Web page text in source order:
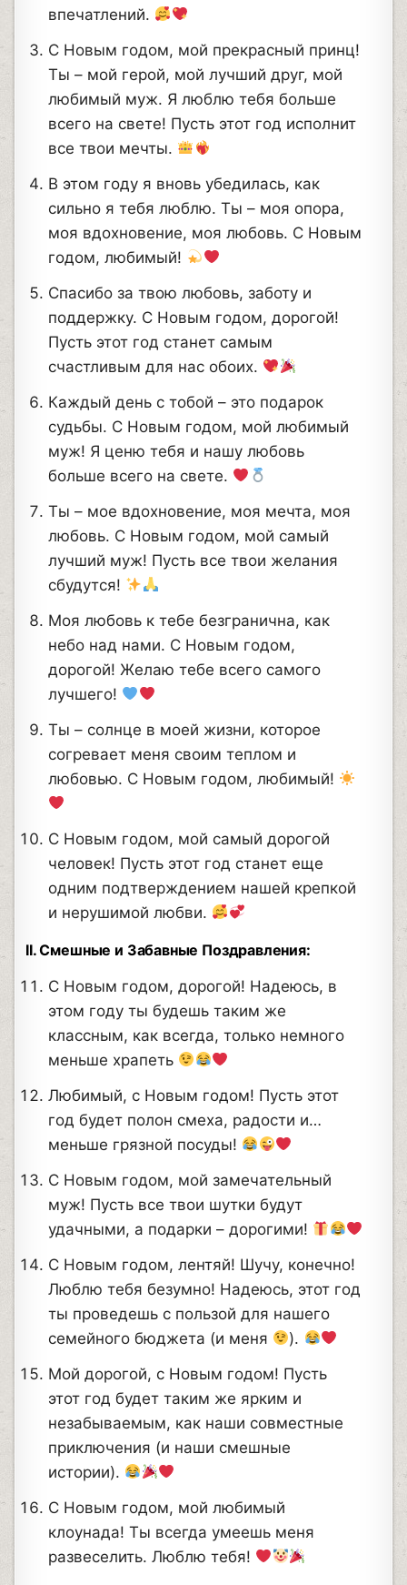
впечатлений.
С Новым годом, мой прекрасный принц!
Ты – мой герой, мой лучший друг, мой
любимый муж. Я люблю тебя больше
всего на свете! Пусть этот год исполнит
все твои мечты.
В этом году я вновь убедилась, как
сильно я тебя люблю. Ты – моя опора,
моя вдохновение, моя любовь. С Новым
годом, любимый!
Спасибо за твою любовь, заботу и
поддержку. С Новым годом, дорогой!
Пусть этот год станет самым
счастливым для нас обоих.
Каждый день с тобой – это подарок
судьбы. С Новым годом, мой любимый
муж! Я ценю тебя и нашу любовь
больше всего на свете.
Ты – мое вдохновение, моя мечта, моя
любовь. С Новым годом, мой самый
лучший муж! Пусть все твои желания
сбудутся!
Моя любовь к тебе безгранична, как
небо над нами. С Новым годом,
дорогой! Желаю тебе всего самого
лучшего!
Ты – солнце в моей жизни, которое
согревает меня своим теплом и
любовью. С Новым годом, любимый!
С Новым годом, мой самый дорогой
человек! Пусть этот год станет еще
одним подтверждением нашей крепкой
и нерушимой любви.
II. Смешные и Забавные Поздравления:
С Новым годом, дорогой! Надеюсь, в
этом году ты будешь таким же
классным, как всегда, только немного
меньше храпеть
Любимый, с Новым годом! Пусть этот
год будет полон смеха, радости и…
меньше грязной посуды!
С Новым годом, мой замечательный
муж! Пусть все твои шутки будут
удачными, а подарки – дорогими!
С Новым годом, лентяй! Шучу, конечно!
Люблю тебя безумно! Надеюсь, этот год
ты проведешь с пользой для нашего
семейного бюджета (и меня
).
Мой дорогой, с Новым годом! Пусть
этот год будет таким же ярким и
незабываемым, как наши совместные
приключения (и наши смешные
истории).
С Новым годом, мой любимый
клоунада! Ты всегда умеешь меня
развеселить. Люблю тебя!